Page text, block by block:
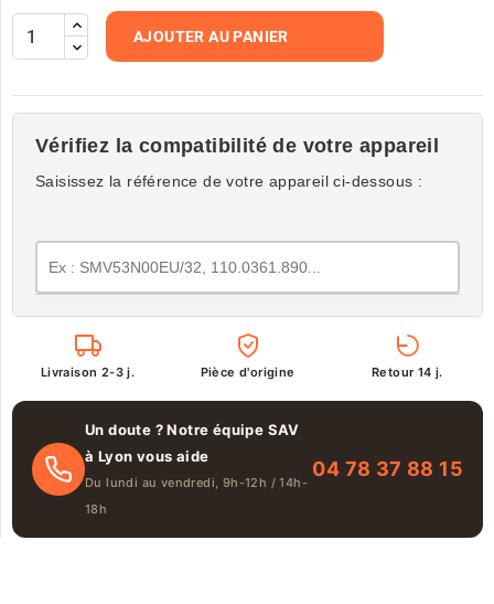
AJOUTER AU PANIER
Vérifiez la compatibilité de votre appareil
Saisissez la référence de votre appareil ci-dessous :
Livraison 2-3 j. Pièce d'origine Retour 14 j.
Un doute ? Notre équipe SAV
à Lyon vous aide
Du lundi au vendredi, 9h-12h / 14h-
18h
04 78 37 88 15